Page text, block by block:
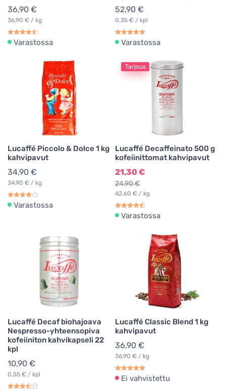
36,90 €
36,90 € / kg
Varastossa
52,90 €
0,35 € / kpl
Varastossa
Lucaffé Piccolo & Dolce 1 kg
kahvipavut
34,90 €
34,90 € / kg
Varastossa
Tarjous
Lucaffé Decaffeinato 500 g
kofeiinittomat kahvipavut
21,30 €
24,90 €
42,60 € / kg
Varastossa
Lucaffé Decaf biohajoava
Nespresso-yhteensopiva
kofeiiniton kahvikapseli 22
kpl
10,90 €
0,55 € / kpl
Lucaffé Classic Blend 1 kg
kahvipavut
36,90 €
36,90 € / kg
Ei vahvistettu